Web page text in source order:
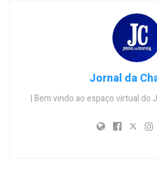
Jornal da
| Bem vindo ao espaço virtual do